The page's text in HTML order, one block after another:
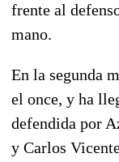
frente al
mano.
En la segunda
el once, y ha
defendida por
y Carlos